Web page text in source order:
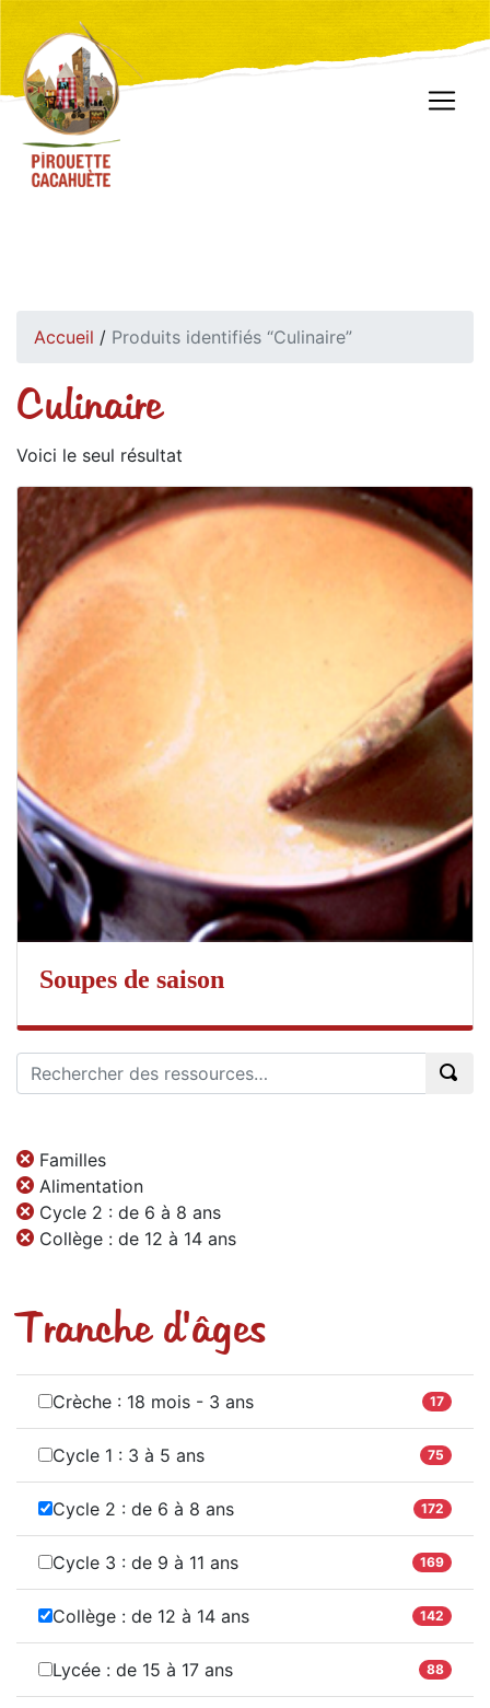
Accueil / Produits identifiés “Culinaire”
Culinaire
Voici le seul résultat
Soupes de saison
Familles
Alimentation
Cycle 2 : de 6 à 8 ans
Collège : de 12 à 14 ans
Tranche d'âges
Crèche : 18 mois - 3 ans 17
Cycle 1 : 3 à 5 ans 75
Cycle 2 : de 6 à 8 ans 172
Cycle 3 : de 9 à 11 ans 169
Collège : de 12 à 14 ans 142
Lycée : de 15 à 17 ans 88